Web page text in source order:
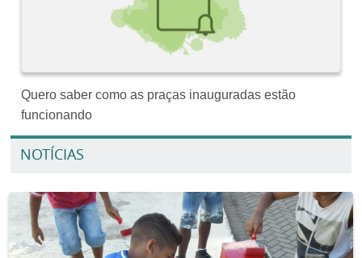
Quero saber como as praças inauguradas estão
funcionando
NOTÍCIAS